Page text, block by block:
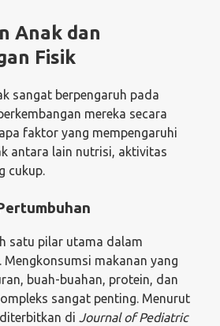
Anak dan
Fisik
sangat berpengaruh pada
mereka secara
faktor yang mempengaruhi
antara lain nutrisi, aktivitas
cukup.
satu pilar utama dalam
Mengkonsumsi makanan yang
buah-buahan, protein, dan
sangat penting. Menurut
di Journal of Pediatric